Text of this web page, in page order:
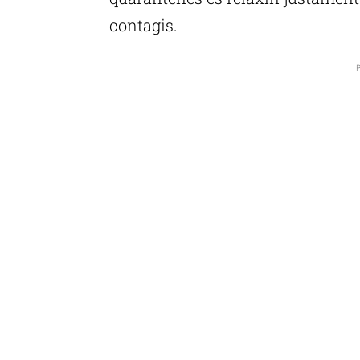
contagis.